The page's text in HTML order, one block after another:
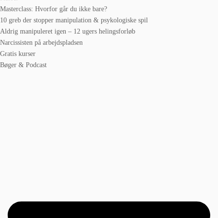
Masterclass: Hvorfor går du ikke bare?
10 greb der stopper manipulation & psykologiske spil
Aldrig manipuleret igen – 12 ugers helingsforløb
Narcissisten på arbejdspladsen
Gratis kurser
Bøger & Podcast